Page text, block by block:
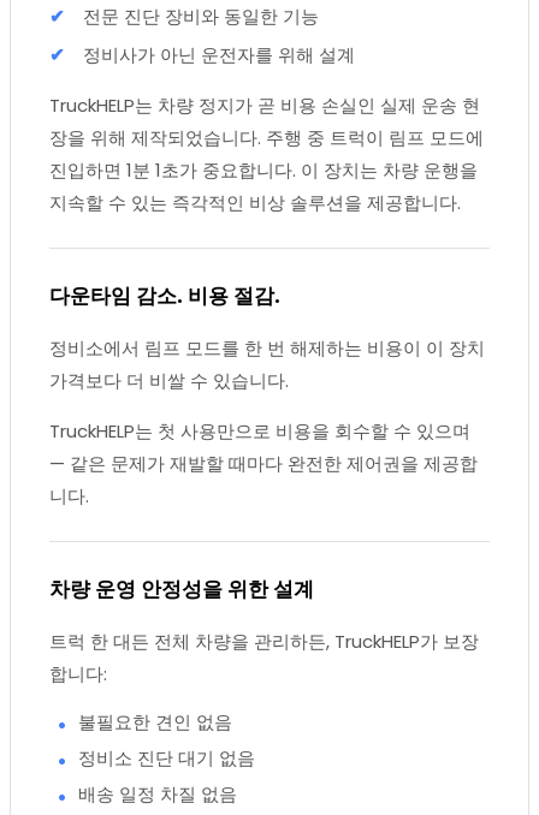
전문 진단 장비와 동일한 기능
정비사가 아닌 운전자를 위해 설계
TruckHELP는 차량 정지가 곧 비용 손실인 실제 운송 현
장을 위해 제작되었습니다. 주행 중 트럭이 림프 모드에
진입하면 1분 1초가 중요합니다. 이 장치는 차량 운행을
지속할 수 있는 즉각적인 비상 솔루션을 제공합니다.
다운타임 감소. 비용 절감.
정비소에서 림프 모드를 한 번 해제하는 비용이 이 장치
가격보다 더 비쌀 수 있습니다.
TruckHELP는 첫 사용만으로 비용을 회수할 수 있으며
— 같은 문제가 재발할 때마다 완전한 제어권을 제공합
니다.
차량 운영 안정성을 위한 설계
트럭 한 대든 전체 차량을 관리하든, TruckHELP가 보장
합니다:
불필요한 견인 없음
정비소 진단 대기 없음
배송 일정 차질 없음